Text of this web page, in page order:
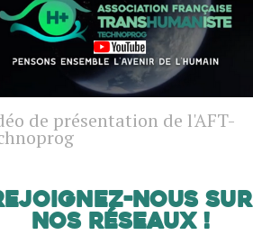
de présentation de l'AFT-
nous sur
nos réseaux !